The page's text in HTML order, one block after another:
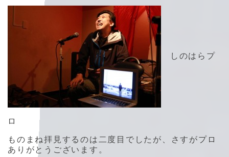
しのはらプ
ロ
ものまね拝見するのは二度目でしたが、さすがプロ
ありがとうございます。